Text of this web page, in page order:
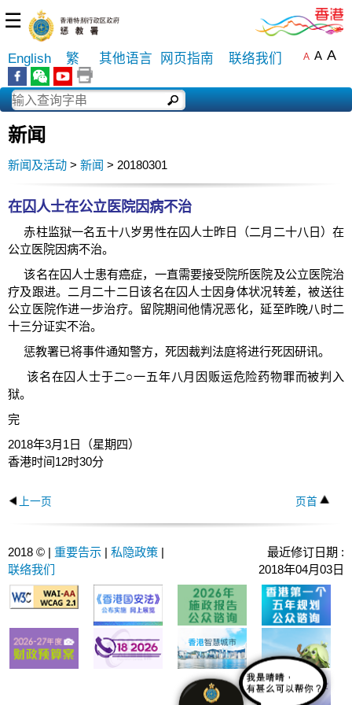
☰
English 繁 其他语言 网页指南 联络我们 A A A
新闻
新闻及活动 > 新闻 > 20180301
在囚人士在公立医院因病不治
赤柱监狱一名五十八岁男性在囚人士昨日（二月二十八日）在
公立医院因病不治。
该名在囚人士患有癌症，一直需要接受院所医院及公立医院治
疗及跟进。二月二十二日该名在囚人士因身体状况转差，被送往
公立医院作进一步治疗。留院期间他情况恶化，延至昨晚八时二
十三分证实不治。
惩教署已将事件通知警方，死因裁判法庭将进行死因研讯。
该名在囚人士于二○一五年八月因贩运危险药物罪而被判入
狱。
完
2018年3月1日（星期四）
香港时间12时30分
上一页 页首
2018 © | 重要告示 | 私隐政策 |
联络我们
最近修订日期 :
2018年04月03日